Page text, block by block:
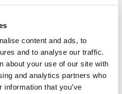
content and ads, to
and to analyse our traffic.
about your use of our site with
and analytics partners who
that you’ve
vous suggérons